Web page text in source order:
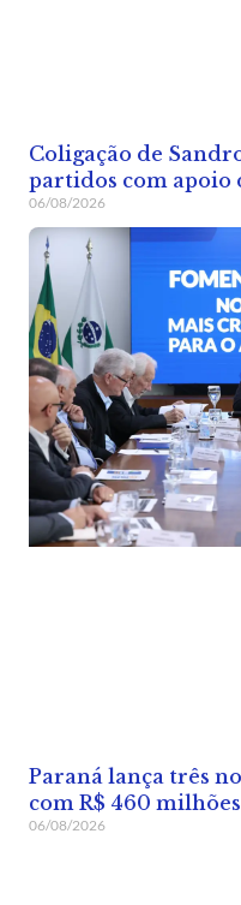
Coligação de
partidos com apoio
06/08/2026
Paraná lança três
com R$ 460 milhões
06/08/2026